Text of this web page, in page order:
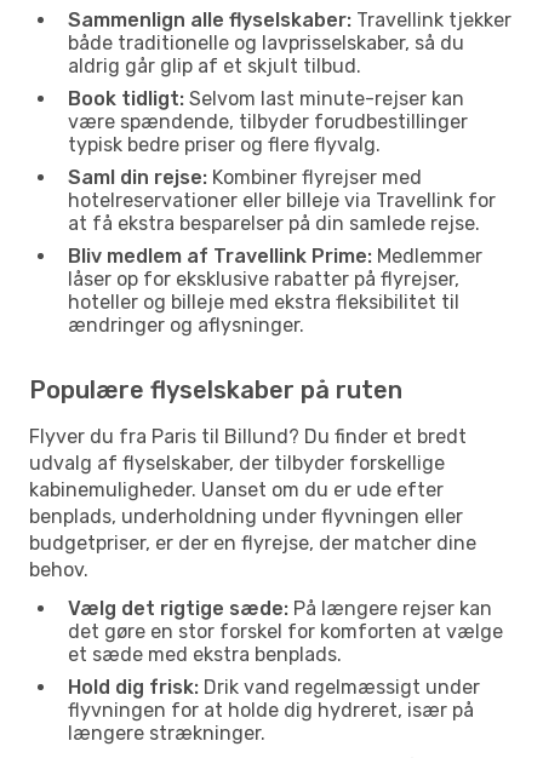
Sammenlign alle flyselskaber: Travellink tjekker
både traditionelle og lavprisselskaber, så du
aldrig går glip af et skjult tilbud.
Book tidligt: Selvom last minute-rejser kan
være spændende, tilbyder forudbestillinger
typisk bedre priser og flere flyvalg.
Saml din rejse: Kombiner flyrejser med
hotelreservationer eller billeje via Travellink for
at få ekstra besparelser på din samlede rejse.
Bliv medlem af Travellink Prime: Medlemmer
låser op for eksklusive rabatter på flyrejser,
hoteller og billeje med ekstra fleksibilitet til
ændringer og aflysninger.
Populære flyselskaber på ruten
Flyver du fra Paris til Billund? Du finder et bredt
udvalg af flyselskaber, der tilbyder forskellige
kabinemuligheder. Uanset om du er ude efter
benplads, underholdning under flyvningen eller
budgetpriser, er der en flyrejse, der matcher dine
behov.
Vælg det rigtige sæde: På længere rejser kan
det gøre en stor forskel for komforten at vælge
et sæde med ekstra benplads.
Hold dig frisk: Drik vand regelmæssigt under
flyvningen for at holde dig hydreret, især på
længere strækninger.